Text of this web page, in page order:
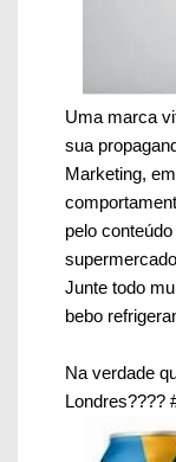
Uma marca
sua
Marketing,
pelo
Junte todo
bebo
Na verdade
Londres????